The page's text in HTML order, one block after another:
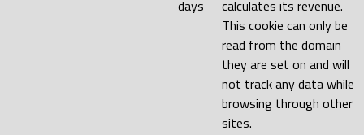
days
calculates its revenue.
This cookie can only be
read from the domain
they are set on and will
not track any data while
browsing through other
sites.